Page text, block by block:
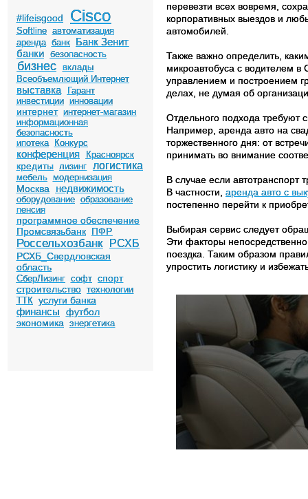
#lifeisgood Cisco
Softline автоматизация
аренда банк
Банк Зенит
банки безопасность
бизнес
вклады
Всеобъемлющий Интернет
выставка
Гарант
инвестиции инновации
интернет интернет-магазин
информационная
безопасность
ипотека
Конкурс
конференция Красноярск
кредиты лизинг логистика
мебель модернизация
Москва недвижимость
оборудование образование
пенсия
программное обеспечение
Промсвязьбанк ПФР
Россельхозбанк РСХБ
РСХБ_Свердловская
область
СберЛизинг софт спорт
строительство технологии
ТТК услуги банка
финансы
футбол
экономика
энергетика
перевезти всех вовремя,
корпоративных выездов и
автомобилей.
Также важно определить,
микроавтобуса с водителем в
управлением и построением
делах, не думая об
Отдельного подхода требуют
Например, аренда авто на
торжественного дня: от
принимать во внимание
В случае если автотранспорт
В частности, аренда авто с
постепенно перейти к
Выбирая сервис следует
Эти факторы
поездка. Таким образом
упростить логистику и